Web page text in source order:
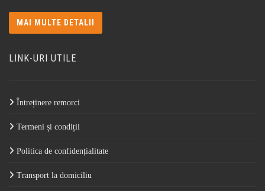
MAI MULTE DETALII
LINK-URI UTILE
Întreținere remorci
Termeni și condiții
Politica de confidențialitate
Transport la domiciliu